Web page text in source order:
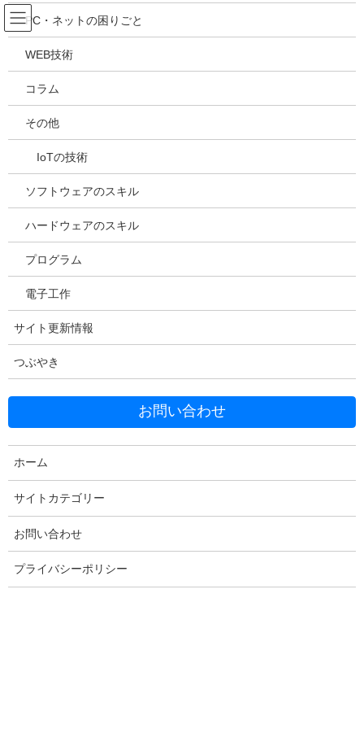
コ
ン
テ
ツ
ス
ッ
ナ
ビ
ゲ
シ
ン
移
吉川万能ＩＴ研究所
メディア
HOME
2022年10月3日
20221003142001
Threads
Copy
PC・ネットの困りごと
WEB技術
コラム
その他
IoTの技術
ソフトウェアのスキル
ハードウェアのスキル
プログラム
電子工作
サイト更新情報
つぶやき
お問い合わせ
ホーム
サイトカテゴリー
お問い合わせ
プライバシーポリシー